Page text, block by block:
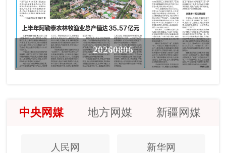
20260806
中央网媒 地方网媒 新疆网媒
人民网 新华网